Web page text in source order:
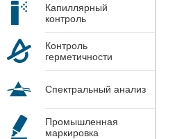
Капиллярный
контроль
Контроль
герметичности
Спектральный анализ
Промышленная
маркировка